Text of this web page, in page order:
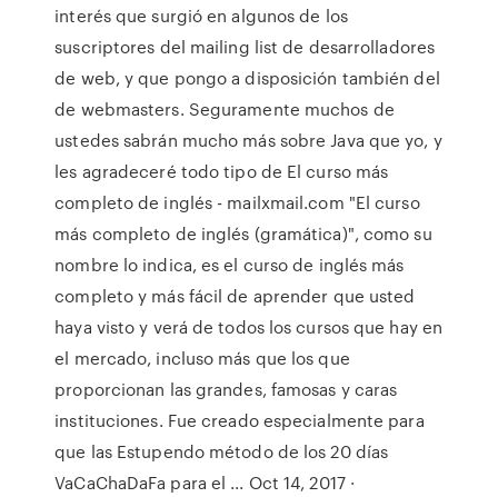
interés que surgió en algunos de los
suscriptores del mailing list de desarrolladores
de web, y que pongo a disposición también del
de webmasters. Seguramente muchos de
ustedes sabrán mucho más sobre Java que yo, y
les agradeceré todo tipo de El curso más
completo de inglés - mailxmail.com "El curso
más completo de inglés (gramática)", como su
nombre lo indica, es el curso de inglés más
completo y más fácil de aprender que usted
haya visto y verá de todos los cursos que hay en
el mercado, incluso más que los que
proporcionan las grandes, famosas y caras
instituciones. Fue creado especialmente para
que las Estupendo método de los 20 días
VaCaChaDaFa para el ... Oct 14, 2017 ·